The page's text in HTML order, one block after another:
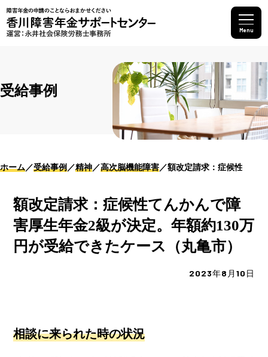
Menu
受給事例
ホーム 受給事例 精神 高次脳機能障害 額改定請求：症候性てん
額改定請求：症候性てんかんで障
害厚生年金2級が決定。年額約130万
円が受給できたケース（丸亀市）
2023年8月10日
相談に来られた時の状況